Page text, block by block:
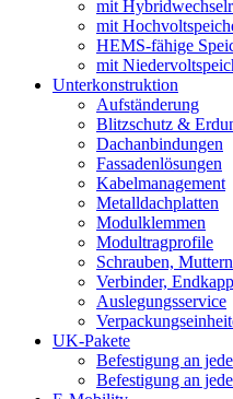
mit
mit
HEMS-fähige
mit
Unterkonstruktion
Aufständerung
Blitzschutz &
Dachanbindungen
Fassadenlösungen
Kabelmanagement
Metalldachplatten
Modulklemmen
Modultragprofile
Schrauben,
Verbinder,
Auslegungsservice
UK-Pakete
Befestigung an
Befestigung an